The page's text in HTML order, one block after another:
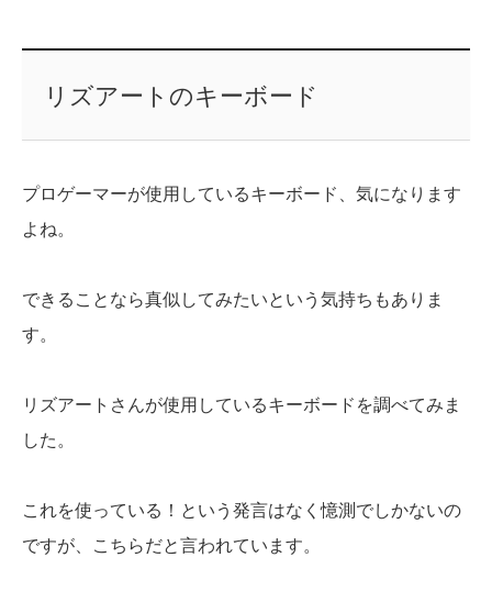
リズアートのキーボード
プロゲーマーが使用しているキーボード、気になります
よね。
できることなら真似してみたいという気持ちもありま
す。
リズアートさんが使用しているキーボードを調べてみま
した。
これを使っている！という発言はなく憶測でしかないの
ですが、こちらだと言われています。